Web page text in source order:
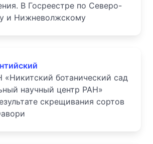
В Госреестре по Северо-
и Нижневолжскому
ботанический сад
научный центр РАН»
скрещивания сортов